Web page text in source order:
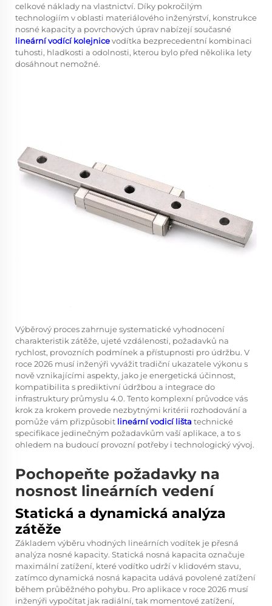
celkové náklady na vlastnictví. Díky pokročilým
technologiím v oblasti materiálového inženýrství, konstrukce
nosné kapacity a povrchových úprav nabízejí současné
lineární vodící kolejnicevodítka bezprecedentní kombinaci
tuhosti, hladkosti a odolnosti, kterou bylo před několika lety
dosáhnout nemožné.
Výběrový proces zahrnuje systematické vyhodnocení
charakteristik zátěže, ujeté vzdálenosti, požadavků na
rychlost, provozních podmínek a přístupnosti pro údržbu. V
roce 2026 musí inženýři vyvážit tradiční ukazatele výkonu s
nově vznikajícími aspekty, jako je energetická účinnost,
kompatibilita s prediktivní údržbou a integrace do
infrastruktury průmyslu 4.0. Tento komplexní průvodce vás
krok za krokem provede nezbytnými kritérii rozhodování a
pomůže vám přizpůsobit lineární vodicí lišta technické
specifikace jedinečným požadavkům vaší aplikace, a to s
ohledem na budoucí provozní potřeby i technologický vývoj.
Pochopeňte požadavky na
nosnost lineárních vedení
Statická a dynamická analýza
zátěže
Základem výběru vhodných lineárních vodítek je přesná
analýza nosné kapacity. Statická nosná kapacita označuje
maximální zatížení, které vodítko udrží v klidovém stavu,
zatímco dynamická nosná kapacita udává povolené zatížení
během průběžného pohybu. Pro aplikace v roce 2026 musí
inženýři vypočítat jak radiální, tak momentové zatížení,